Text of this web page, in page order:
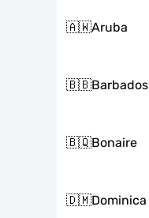
🇦🇼Aruba
🇧🇧Barbados
🇧🇶Bonaire
🇩🇲Dominica